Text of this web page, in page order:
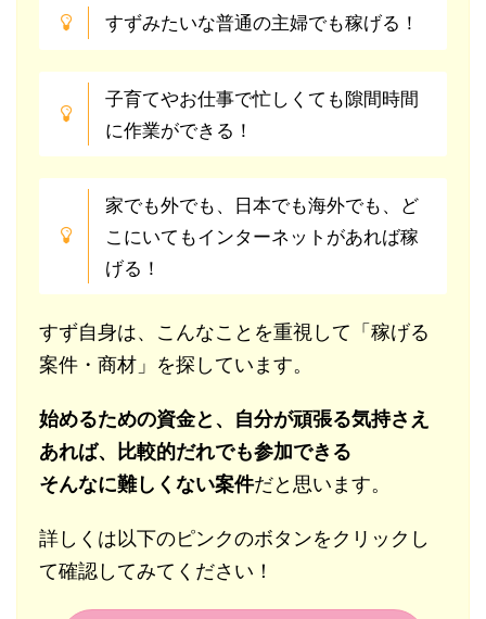
すずみたいな普通の主婦でも稼げる！
子育てやお仕事で忙しくても隙間時間
に作業ができる！
家でも外でも、日本でも海外でも、ど
こにいてもインターネットがあれば稼
げる！
すず自身は、こんなことを重視して「稼げる
案件・商材」を探しています。
始めるための資金と、自分が頑張る気持さえ
あれば、比較的だれでも参加できる
そんなに難しくない案件だと思います。
詳しくは以下のピンクのボタンをクリックし
て確認してみてください！